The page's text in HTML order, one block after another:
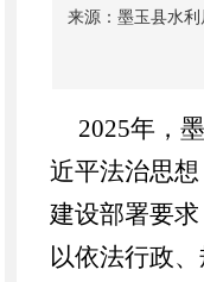
来源：墨玉县水利
2025年，
近平法治思
建设部署要求
以依法行政